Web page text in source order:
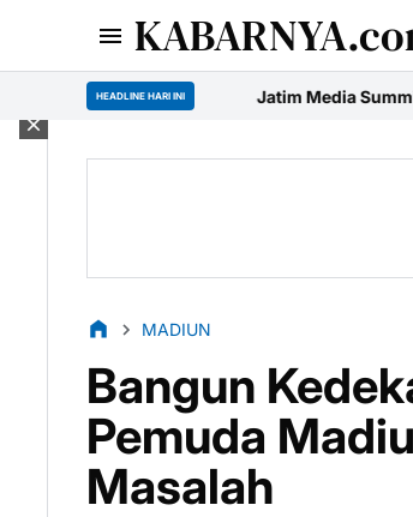
HEADLINE HARI INI
Jatim Media Summit 2026: Ruang
MADIUN
Bangun
Pemuda
Masalah